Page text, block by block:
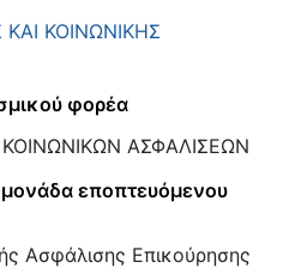
ΚΟΙΝΩΝΙΚΗΣ
φορέα
ΑΣΦΑΛΙΣΕΩΝ
εποπτευόμενου
Ασφάλισης Επικούρησης